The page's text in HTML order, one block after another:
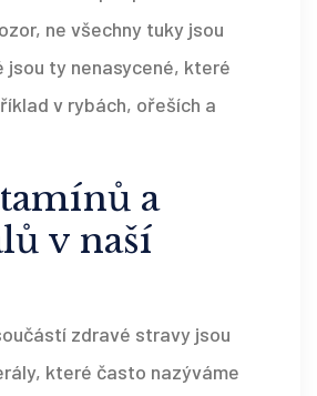
ne všechny tuky jsou
jsou ty nenasycené, které
v rybách, ořeších a
a
v naší
zdravé stravy jsou
které často nazýváme